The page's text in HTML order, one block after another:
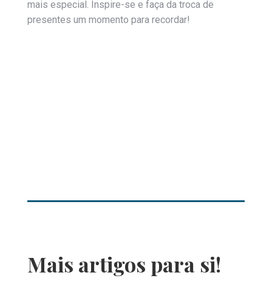
mais especial. Inspire-se e faça da troca de
presentes um momento para recordar!
Mais artigos para si!